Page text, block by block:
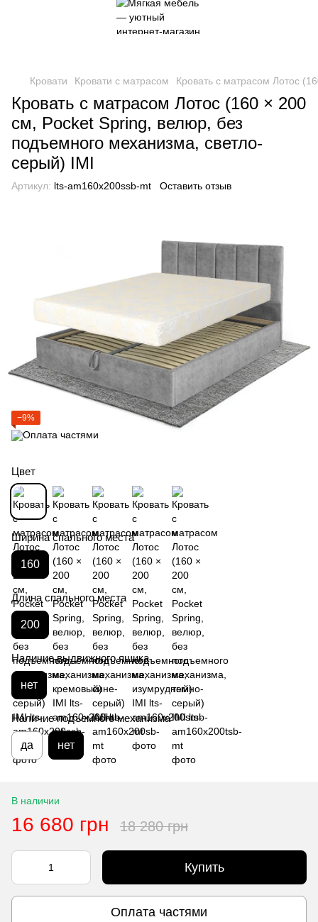
Кровати Кровати с матрасом Кровать с матрасом Лотос
Кровать с матрасом Лотос (160 × 200
см, Pocket Spring, велюр, без
подъемного механизма, светло-
серый) IMI
Артикул: lts-am160x200ssb-mt Оставить отзыв
−9%
Цвет
Ширина спального места
160
Длина спального места
200
Наличие выдвижного ящика
нет
Наличие подъемного механизма
да нет
В наличии
16 680 грн 18 280 грн
Купить
Оплата частями